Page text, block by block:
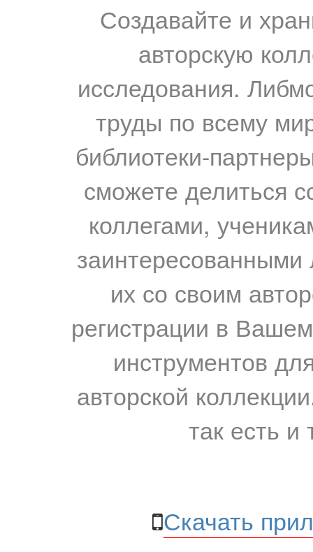
Создавайте и
авторскую
исследования.
труды по всему
библиотеки-
сможете делиться
коллегами,
их со своим
регистрации в
инструментов
авторской
так есть и
Скачать